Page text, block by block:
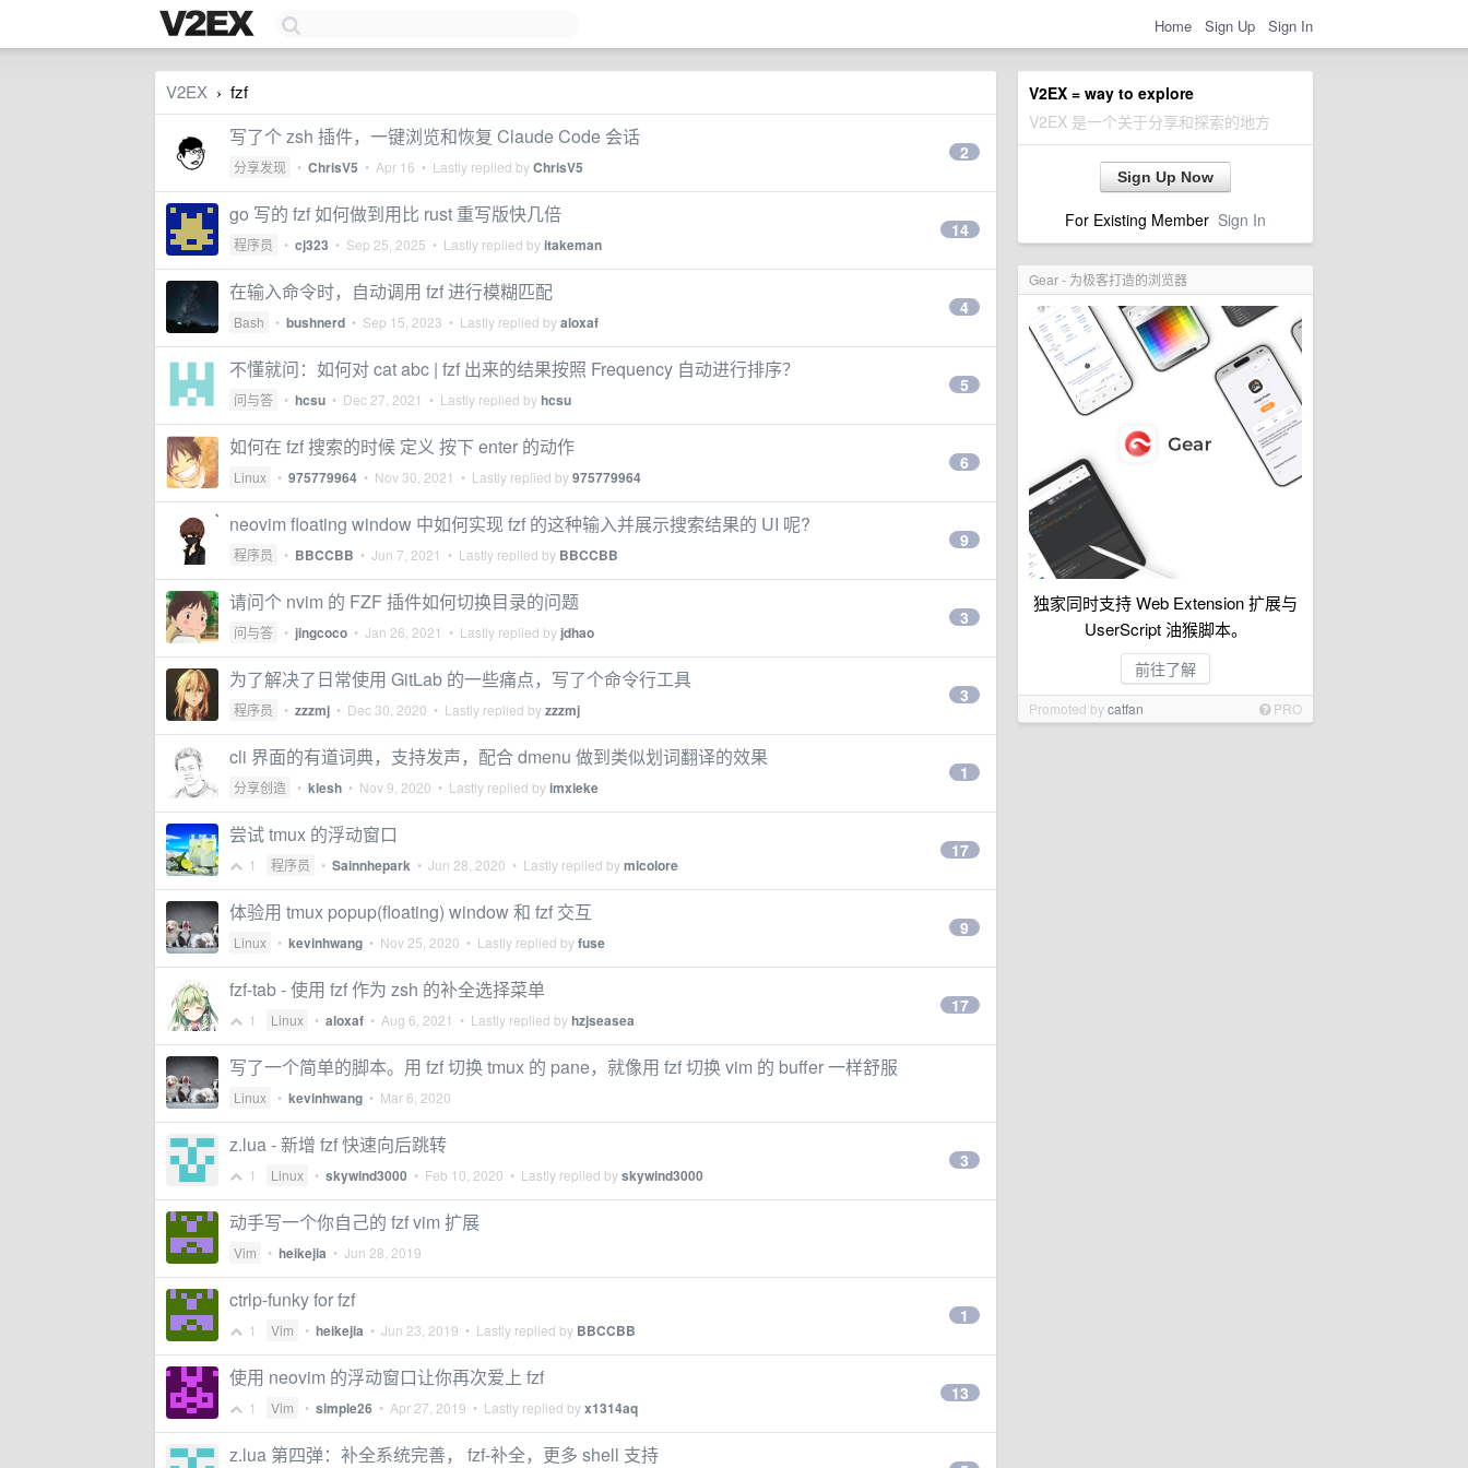
Home Sign Up Sign In
V2EX = way to explore
V2EX 是一个关于分享和探索的地方
Sign Up Now
For Existing Member Sign In
Gear - 为极客打造的浏览器
独家同时支持 Web Extension 扩展与
UserScript 油猴脚本。
前往了解
Promoted bycatfan PRO
V2EX › fzf
写了个 zsh 插件，一键浏览和恢复 Claude Code 会话
分享发现 • ChrisV5 • Apr 16 • Lastly replied byChrisV5
2
go 写的 fzf 如何做到用比 rust 重写版快几倍
程序员 • cj323 • Sep 25, 2025 • Lastly replied byitakeman
14
在输入命令时，自动调用 fzf 进行模糊匹配
Bash • bushnerd • Sep 15, 2023 • Lastly replied byaloxaf
4
不懂就问：如何对 cat abc | fzf 出来的结果按照 Frequency 自动进行排序？
问与答 • hcsu • Dec 27, 2021 • Lastly replied byhcsu
5
如何在 fzf 搜索的时候 定义 按下 enter 的动作
Linux • 975779964 • Nov 30, 2021 • Lastly replied by975779964
6
neovim floating window 中如何实现 fzf 的这种输入并展示搜索结果的 UI 呢?
程序员 • BBCCBB • Jun 7, 2021 • Lastly replied by BBCCBB
9
请问个 nvim 的 FZF 插件如何切换目录的问题
问与答 • jingcoco • Jan 26, 2021 • Lastly replied by jdhao
3
为了解决了日常使用 GitLab 的一些痛点，写了个命令行工具
程序员 • zzzmj • Dec 30, 2020 • Lastly replied byzzzmj
3
cli 界面的有道词典，支持发声，配合 dmenu 做到类似划词翻译的效果
分享创造 • klesh • Nov 9, 2020 • Lastly replied byimxieke
1
尝试 tmux 的浮动窗口
1 程序员 • Sainnhepark • Jun 28, 2020 • Lastly replied bymicolore
17
体验用 tmux popup(floating) window 和 fzf 交互
Linux • kevinhwang • Nov 25, 2020 • Lastly replied byfuse
9
fzf-tab - 使用 fzf 作为 zsh 的补全选择菜单
1 Linux • aloxaf • Aug 6, 2021 • Lastly replied byhzjseasea
17
写了一个简单的脚本。用 fzf 切换 tmux 的 pane，就像用 fzf 切换 vim 的 buffer 一样舒服
Linux • kevinhwang • Mar 6, 2020
z.lua - 新增 fzf 快速向后跳转
1 Linux • skywind3000 • Feb 10, 2020 • Lastly replied byskywind3000
3
动手写一个你自己的 fzf vim 扩展
Vim • heikejia • Jun 28, 2019
ctrlp-funky for fzf
1 Vim • heikejia • Jun 23, 2019 • Lastly replied by BBCCBB
1
使用 neovim 的浮动窗口让你再次爱上 fzf
1 Vim • simple26 • Apr 27, 2019 • Lastly replied byx1314aq
13
z.lua 第四弹：补全系统完善， fzf-补全，更多 shell 支持